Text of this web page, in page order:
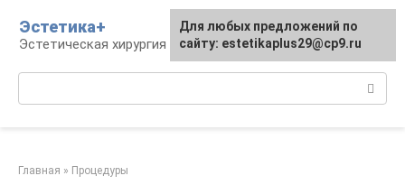
контенту
Эстетика+
Эстетическая хирургия и косметология
Главная » Процедуры
Для любых предложений по
сайту: estetikaplus29@cp9.ru